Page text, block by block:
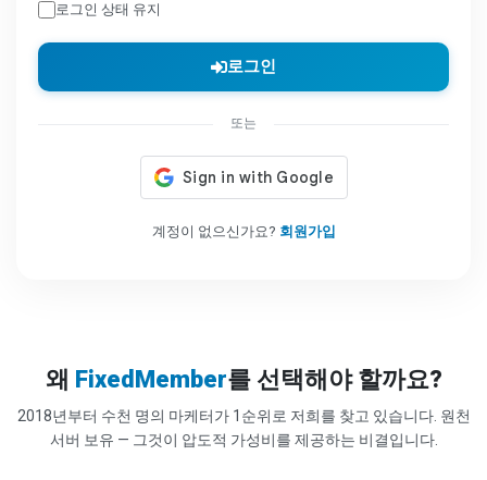
로그인 상태 유지
로그인
또는
계정이 없으신가요? 회원가입
왜 FixedMember를 선택해야 할까요?
2018년부터 수천 명의 마케터가 1순위로 저희를 찾고 있습니다. 원천
서버 보유 — 그것이 압도적 가성비를 제공하는 비결입니다.